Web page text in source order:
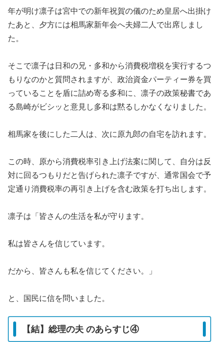
年が明け凛子は宮中での新年祝賀の儀のため皇居へ出掛け
たあと、夕方には相馬家新年会へ夫婦二人で出席しまし
た。
そこで凛子は日和の兄・多和から消費税増税を実行するつ
もりなのかと質問されますが、政治資金パーティー券を買
っていることを盾に詰め寄る多和に、凛子の政策秘書であ
る島崎がビシッと意見し多和は黙るしかなくなりました。
相馬家を後にした二人は、次に原九郎の自宅を訪れます。
この時、原から消費税率引き上げ法案に関して、自分は反
対に回るつもりだと告げられた凛子ですが、通常国会で予
定通り消費税率の再引き上げを含む政策を打ち出します。
凛子は「皆さんの生活を私が守ります。
私は皆さんを信じています。
だから、皆さんも私を信じてください。」
と、国民に信を問いました。
【結】総理の夫 のあらすじ④